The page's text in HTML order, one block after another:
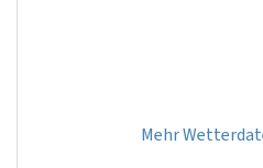
Mehr